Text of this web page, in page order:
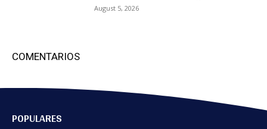
August 5, 2026
COMENTARIOS
POPULARES